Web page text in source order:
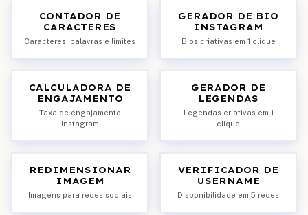
CONTADOR DE
CARACTERES
Caracteres, palavras e limites
GERADOR DE BIO
INSTAGRAM
Bios criativas em 1 clique
CALCULADORA DE
ENGAJAMENTO
Taxa de engajamento
Instagram
GERADOR DE
LEGENDAS
Legendas criativas em 1
clique
REDIMENSIONAR
IMAGEM
Imagens para redes sociais
VERIFICADOR DE
USERNAME
Disponibilidade em 5 redes